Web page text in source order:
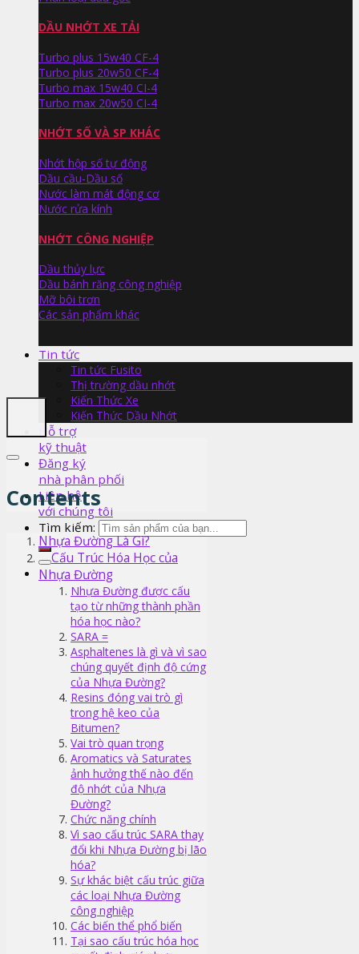
DẦU NHỚT XE TẢI
Turbo plus 15w40 CF-4
Turbo plus 20w50 CF-4
Turbo max 15w40 CI-4
Turbo max 20w50 CI-4
NHỚT SỐ VÀ SP KHÁC
Nhớt hộp số tự động
Dầu cầu-Dầu số
Nước làm mát động cơ
Nước rửa kính
NHỚT CÔNG NGHIỆP
Dầu thủy lực
Dầu bánh răng công nghiệp
Mỡ bôi trơn
Các sản phẩm khác
Tin tức
Tin tức Fusito
Thị trường dầu nhớt
Kiến Thức Xe
Kiến Thức Dầu Nhớt
Hỗ trợ
kỹ thuật
Đăng ký
nhà phân phối
Liên hệ
với chúng tôi
Tìm kiếm:
Contents
Nhựa Đường Là Gì?
Cấu Trúc Hóa Học của
Nhựa Đường
Nhựa Đường được cấu
tạo từ những thành phần
hóa học nào?
SARA =
Asphaltenes là gì và vì sao
chúng quyết định độ cứng
của Nhựa Đường?
Resins đóng vai trò gì
trong hệ keo của
Bitumen?
Vai trò quan trọng
Aromatics và Saturates
ảnh hưởng thế nào đến
độ nhớt của Nhựa
Đường?
Chức năng chính
Vì sao cấu trúc SARA thay
đổi khi Nhựa Đường bị lão
hóa?
Sự khác biệt cấu trúc giữa
các loại Nhựa Đường
công nghiệp
Các biến thể phổ biến
Tại sao cấu trúc hóa học